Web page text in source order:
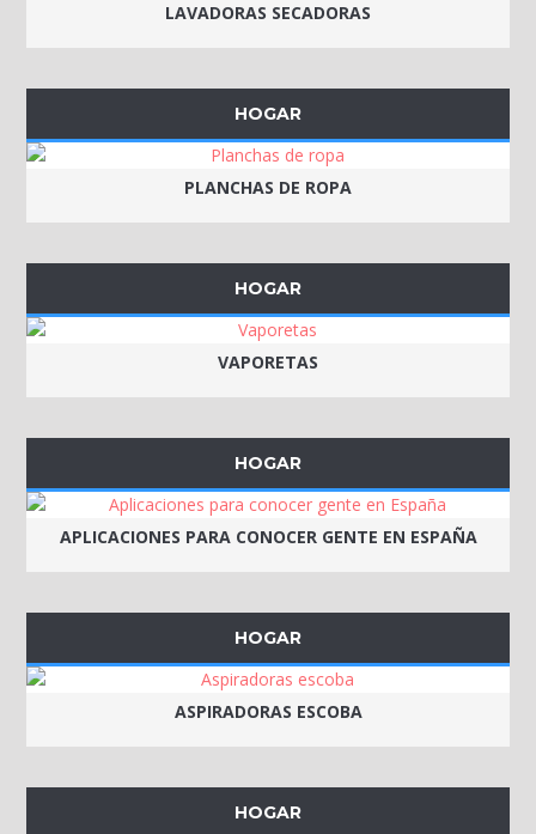
LAVADORAS SECADORAS
HOGAR
PLANCHAS DE ROPA
HOGAR
VAPORETAS
HOGAR
APLICACIONES PARA CONOCER GENTE EN ESPAÑA
HOGAR
ASPIRADORAS ESCOBA
HOGAR